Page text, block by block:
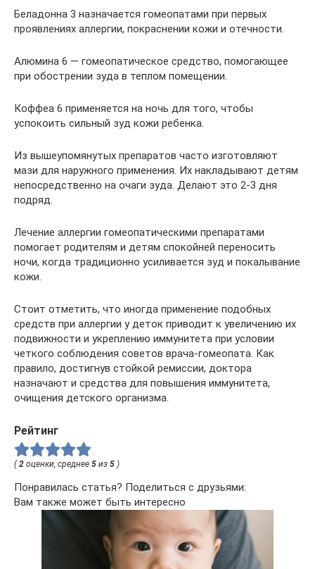
Беладонна 3 назначается гомеопатами при первых
проявлениях аллергии, покраснении кожи и отечности.
Алюмина 6 — гомеопатическое средство, помогающее
при обострении зуда в теплом помещении.
Коффеа 6 применяется на ночь для того, чтобы
успокоить сильный зуд кожи ребенка.
Из вышеупомянутых препаратов часто изготовляют
мази для наружного применения. Их накладывают детям
непосредственно на очаги зуда. Делают это 2-3 дня
подряд.
Лечение аллергии гомеопатическими препаратами
помогает родителям и детям спокойней переносить
ночи, когда традиционно усиливается зуд и покалывание
кожи.
Стоит отметить, что иногда применение подобных
средств при аллергии у деток приводит к увеличению их
подвижности и укреплению иммунитета при условии
четкого соблюдения советов врача-гомеопата. Как
правило, достигнув стойкой ремиссии, доктора
назначают и средства для повышения иммунитета,
очищения детского организма.
Рейтинг
( 2 оценки, среднее 5 из 5 )
Понравилась статья? Поделиться с друзьями:
Вам также может быть интересно